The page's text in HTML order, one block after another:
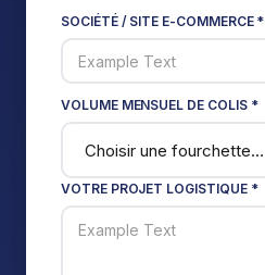
SOCIÉTÉ / SITE E-COMMERCE *
VOLUME MENSUEL DE COLIS *
VOTRE PROJET LOGISTIQUE *